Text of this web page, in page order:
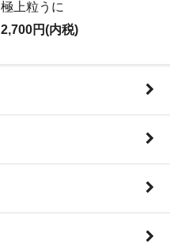
極上粒うに
2,700円(内税)